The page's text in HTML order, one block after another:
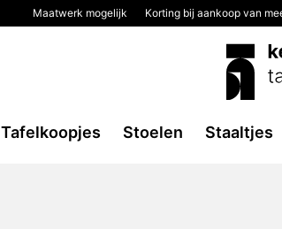
Maatwerk mogelijk Korting bij aankoop van
Tafelkoopjes Stoelen Staaltjes